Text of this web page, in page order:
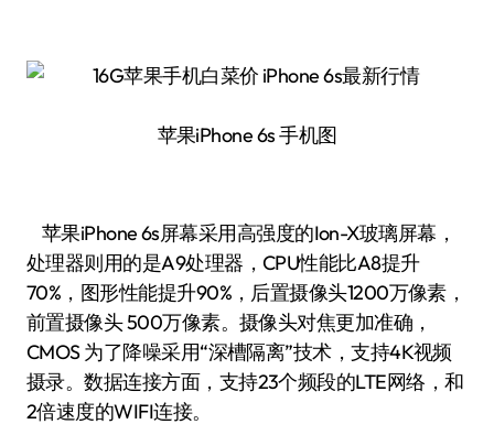
苹果iPhone 6s 手机图
苹果iPhone 6s屏幕采用高强度的Ion-X玻璃屏幕，
处理器则用的是A9处理器，CPU性能比A8提升
70%，图形性能提升90%，后置摄像头1200万像素，
前置摄像头 500万像素。摄像头对焦更加准确，
CMOS 为了降噪采用“深槽隔离”技术，支持4K视频
摄录。数据连接方面，支持23个频段的LTE网络，和
2倍速度的WIFI连接。